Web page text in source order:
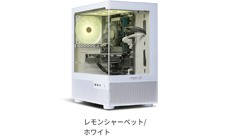
レモンシャーベット/
ホワイト